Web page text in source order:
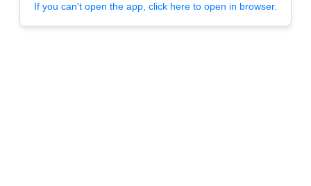
If you can't open the app, click here to open in browser.